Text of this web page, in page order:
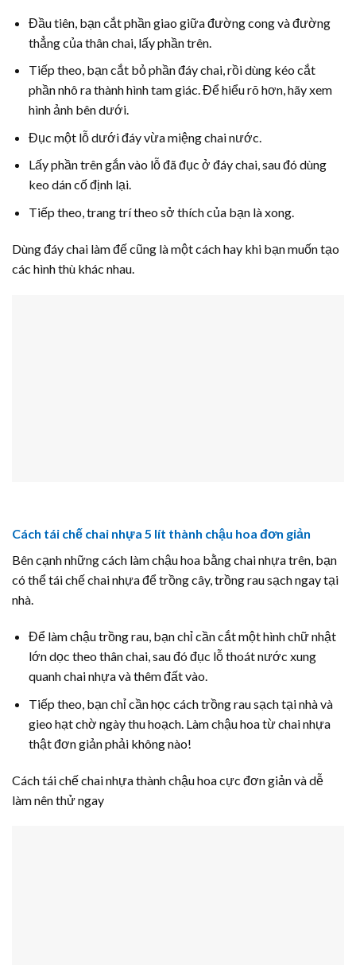
Đầu tiên, bạn cắt phần giao giữa đường cong và đường
thẳng của thân chai, lấy phần trên.
Tiếp theo, bạn cắt bỏ phần đáy chai, rồi dùng kéo cắt
phần nhô ra thành hình tam giác. Để hiểu rõ hơn, hãy xem
hình ảnh bên dưới.
Đục một lỗ dưới đáy vừa miệng chai nước.
Lấy phần trên gắn vào lỗ đã đục ở đáy chai, sau đó dùng
keo dán cố định lại.
Tiếp theo, trang trí theo sở thích của bạn là xong.
Dùng đáy chai làm đế cũng là một cách hay khi bạn muốn tạo
các hình thù khác nhau.
Cách tái chế chai nhựa 5 lít thành chậu hoa đơn giản
Bên cạnh những cách làm chậu hoa bằng chai nhựa trên, bạn
có thể tái chế chai nhựa để trồng cây, trồng rau sạch ngay tại
nhà.
Để làm chậu trồng rau, bạn chỉ cần cắt một hình chữ nhật
lớn dọc theo thân chai, sau đó đục lỗ thoát nước xung
quanh chai nhựa và thêm đất vào.
Tiếp theo, bạn chỉ cần học cách trồng rau sạch tại nhà và
gieo hạt chờ ngày thu hoạch. Làm chậu hoa từ chai nhựa
thật đơn giản phải không nào!
Cách tái chế chai nhựa thành chậu hoa cực đơn giản và dễ
làm nên thử ngay